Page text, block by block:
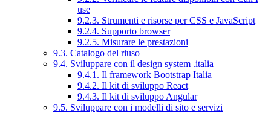
use
9.2.3. Strumenti e risorse per CSS e JavaScript
9.2.4. Supporto browser
9.2.5. Misurare le prestazioni
9.3. Catalogo del riuso
9.4. Sviluppare con il design system .italia
9.4.1. Il framework Bootstrap Italia
9.4.2. Il kit di sviluppo React
9.4.3. Il kit di sviluppo Angular
9.5. Sviluppare con i modelli di sito e servizi